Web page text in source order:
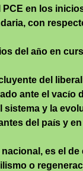
PCE en los
con
del año en
del
ante el vacío
sistema y la
del país y
es el
o